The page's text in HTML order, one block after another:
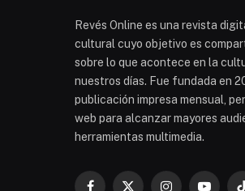
Revés Online es una revista
cultural cuyo objetivo es
sobre lo que acontece en la
nuestros días. Fue fundada en
publicación impresa mensual,
web para alcanzar mayores
herramientas multimedia.